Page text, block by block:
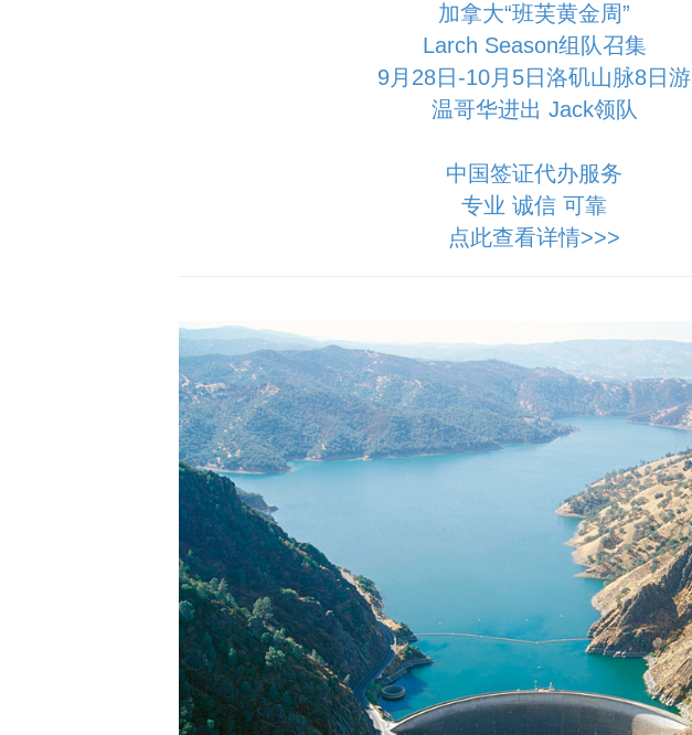
加拿大“班芙黄金周”
Larch Season组队召集
9月28日-10月5日洛矶山脉8日游
温哥华进出 Jack领队
中国签证代办服务
专业 诚信 可靠
点此查看详情>>>